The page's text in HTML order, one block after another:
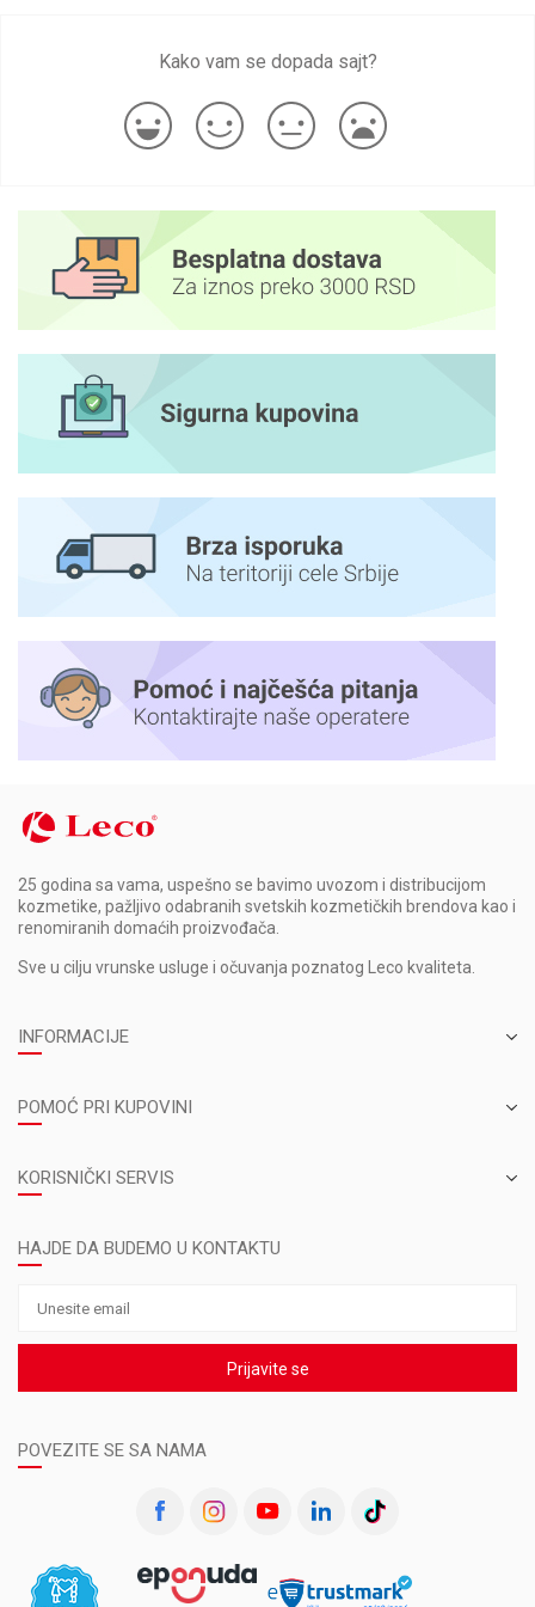
Kako vam se dopada sajt?
25 godina sa vama, uspešno se bavimo uvozom i distribucijom
kozmetike, pažljivo odabranih svetskih kozmetičkih brendova kao i
renomiranih domaćih proizvođača.
Sve u cilju vrunske usluge i očuvanja poznatog Leco kvaliteta.
INFORMACIJE
POMOĆ PRI KUPOVINI
KORISNIČKI SERVIS
HAJDE DA BUDEMO U KONTAKTU
Prijavite se
POVEZITE SE SA NAMA